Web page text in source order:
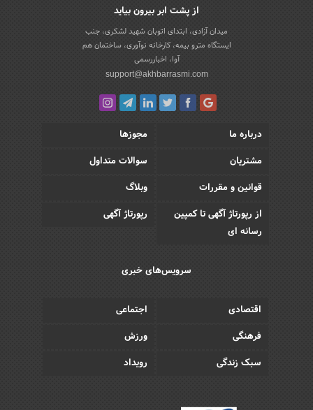
از پشت ابر بیرون بیاید
میدان آزادی، ابتدای اتوبان شهید لشکری، جنب
ایستگاه مترو بیمه، کارخانه نوآوری، ساختمان هم
آوا، اخباررسمی
support@akhbarrasmi.com
درباره ما
مجوزها
مشتریان
سوالات متداول
قوانین و مقررات
وبلاگ
از رپورتاژ آگهی تا کمپین
رسانه ای
رپورتاژ آگهی
سرویس‌های خبری
اقتصادی
اجتماعی
فرهنگی
ورزش
سبک زندگی
رویداد